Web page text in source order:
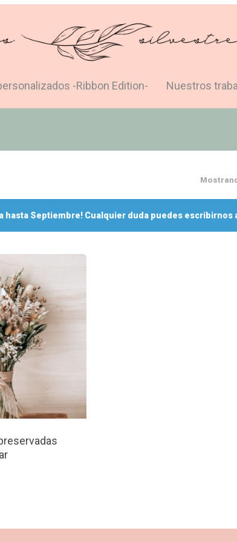
-Ribbon Edition- Nuestros
hasta Septiembre! Cualquier duda puedes